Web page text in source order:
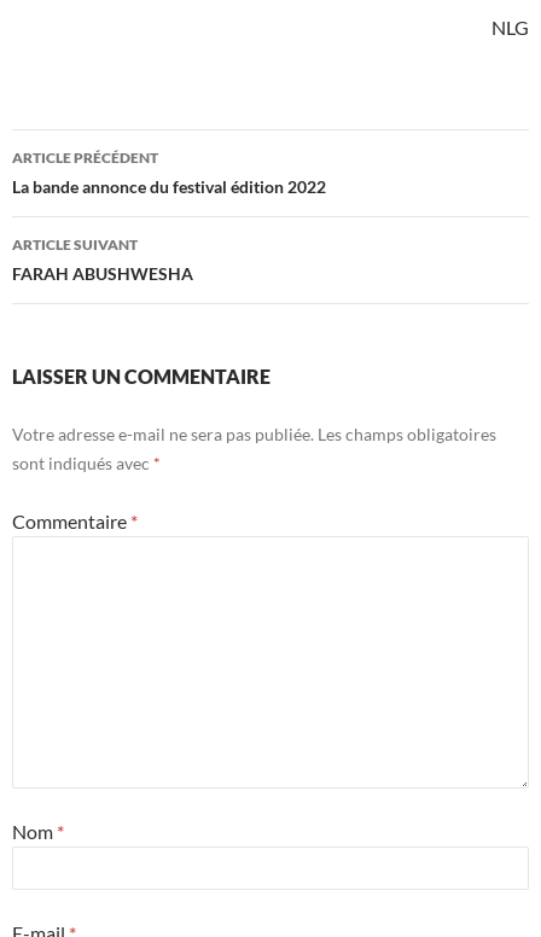
NLG
Navigation
des
articles
ARTICLE PRÉCÉDENT
La bande annonce du festival édition 2022
ARTICLE SUIVANT
FARAH ABUSHWESHA
LAISSER UN COMMENTAIRE
Votre adresse e-mail ne sera pas publiée. Les champs obligatoires
sont indiqués avec *
Commentaire *
Nom *